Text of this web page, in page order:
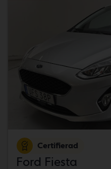
Certifierad
Ford Fiesta